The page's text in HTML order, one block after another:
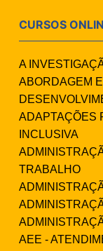
CURSOS
A
ABORDAGEM
ADAPTAÇÕES
INCLUSIVA
TRABALHO
AEE -